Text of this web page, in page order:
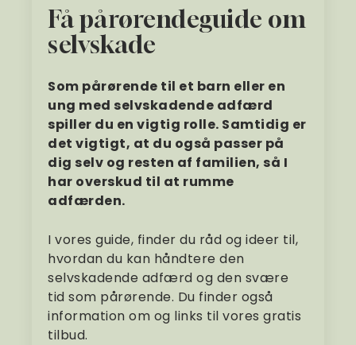
Få pårørendeguide om
selvskade
Som pårørende til et barn eller en
ung med selvskadende adfærd
spiller du en vigtig rolle. Samtidig er
det vigtigt, at du også passer på
dig selv og resten af familien, så I
har overskud til at rumme
adfærden.
I vores guide, finder du råd og ideer til,
hvordan du kan håndtere den
selvskadende adfærd og den svære
tid som pårørende. Du finder også
information om og links til vores gratis
tilbud.